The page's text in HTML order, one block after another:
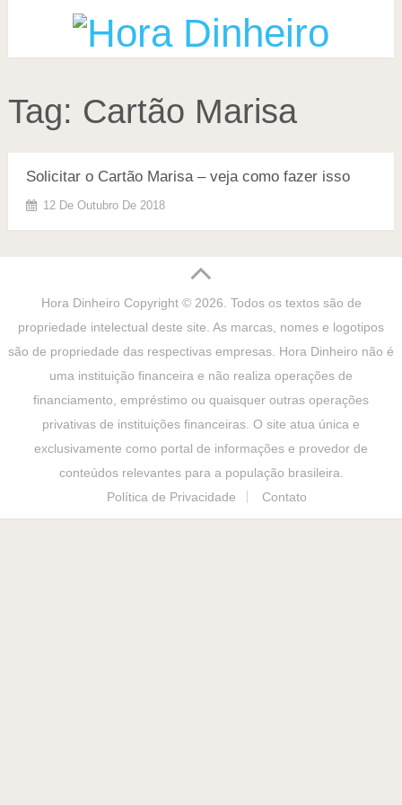
Tag: Cartão Marisa
Solicitar o Cartão Marisa – veja como fazer isso
12 De Outubro De 2018
Hora Dinheiro Copyright © 2026. Todos os textos são de
propriedade intelectual deste site. As marcas, nomes e logotipos
são de propriedade das respectivas empresas. Hora Dinheiro não é
uma instituição financeira e não realiza operações de
financiamento, empréstimo ou quaisquer outras operações
privativas de instituições financeiras. O site atua única e
exclusivamente como portal de informações e provedor de
conteúdos relevantes para a população brasileira.
Política de Privacidade
Contato